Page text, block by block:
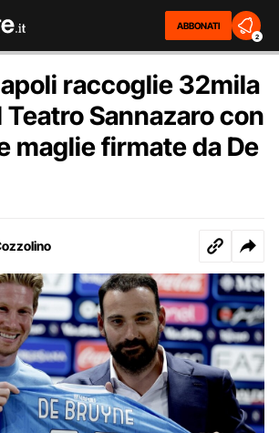
ABBONATI
2
raccoglie 32mila
Sannazaro con
maglie firmate da De